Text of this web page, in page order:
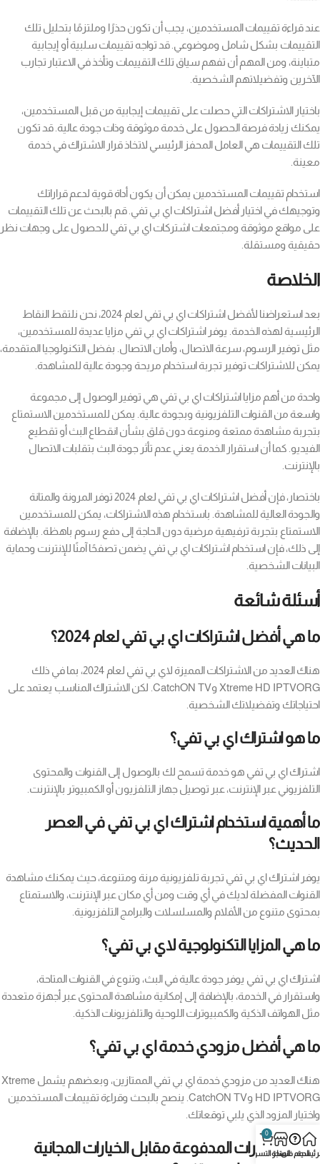
عند قراءة تقييمات المستخدمين، يجب أن تكون حذرًا وملتزمًا بتحليل تلك
التقييمات بشكل شامل وموضوعي. قد تواجه تقييمات سلبية أو إيجابية
متباينة، ومن المهم أن تفهم سياق تلك التقييمات وتأخذ في الاعتبار تجارب
الآخرين وتفضيلاتهم الشخصية.
باختيار الاشتراكات التي حصلت على تقييمات إيجابية من قبل المستخدمين،
يمكنك زيادة فرصة الحصول على خدمة موثوقة وذات جودة عالية. قد تكون
تلك التقييمات هي العامل المحفز الرئيسي لاتخاذ قرار الاشتراك في خدمة
معينة.
استخدام تقييمات المستخدمين يمكن أن يكون أداة قوية لدعم قراراتك
وتوجيهك في اختيار أفضل اشتراكات اي بي تفي. قم بالبحث عن تلك التقييمات
على مواقع موثوقة ومجتمعات اشتركات اي بي تفي للحصول على وجهات نظر
حقيقية ومستقلة.
الخلاصة
بعد استعراضنا لأفضل اشتراكات اي بي تفي لعام 2024، نحن نلتقط النقاط
الرئيسية لهذه الخدمة. يوفر اشتراكات اي بي تفي مزايا عديدة للمستخدمين،
مثل توفير الرسوم، سرعة الاتصال، وأمان الاتصال. بفضل التكنولوجيا المتقدمة،
يمكن للاشتراكات توفير تجربة استخدام مريحة وجودة عالية للمشاهدة.
واحدة من أهم مزايا اشتراكات اي بي تفي هي توفير الوصول إلى مجموعة
واسعة من القنوات التلفزيونية وبجودة عالية. يمكن للمستخدمين الاستمتاع
بتجربة مشاهدة ممتعة ومنوعة دون قلق بشأن انقطاع البث أو تقطيع
الفيديو. كما أن استقرار الخدمة يعني عدم تأثر جودة البث بتقلبات الاتصال
بالإنترنت.
باختصار، فإن أفضل اشتراكات اي بي تفي لعام 2024 توفر المرونة والمتانة
والجودة العالية للمشاهدة. باستخدام هذه الاشتراكات، يمكن للمستخدمين
الاستمتاع بتجربة ترفيهية مرضية دون الحاجة إلى دفع رسوم باهظة. بالإضافة
إلى ذلك، فإن استخدام اشتراكات اي بي تفي يضمن تصفحًا آمنًا للإنترنت وحماية
البيانات الشخصية.
أسئلة شائعة
ما هي أفضل اشتراكات اي بي تفي لعام 2024؟
هناك العديد من الاشتراكات المميزة لاي بي تفي لعام 2024، بما في ذلك
Xtreme HD IPTVORG وCatchON TV. لكن الاشتراك المناسب يعتمد على
احتياجاتك وتفضيلاتك الشخصية.
ما هو اشتراك اي بي تفي؟
اشتراك اي بي تفي هو خدمة تسمح لك بالوصول إلى القنوات والمحتوى
التلفزيوني عبر الإنترنت، عبر توصيل جهاز التلفزيون أو الكمبيوتر بالإنترنت.
ما أهمية استخدام اشتراك اي بي تفي في العصر
الحديث؟
يوفر اشتراك اي بي تفي تجربة تلفزيونية مرنة ومتنوعة، حيث يمكنك مشاهدة
القنوات المفضلة لديك في أي وقت ومن أي مكان عبر الإنترنت، والاستمتاع
بمحتوى متنوع من الأفلام والمسلسلات والبرامج التلفزيونية.
ما هي المزايا التكنولوجية لاي بي تفي؟
اشتراك اي بي تفي يوفر جودة عالية في البث، وتنوع في القنوات المتاحة،
واستقرار في الخدمة، بالإضافة إلى إمكانية مشاهدة المحتوى عبر أجهزة متعددة
مثل الهواتف الذكية والكمبيوترات اللوحية والتلفزيونات الذكية.
ما هي أفضل مزودي خدمة اي بي تفي؟
هناك العديد من مزودي خدمة اي بي تفي الممتازين، وبعضهم يشمل Xtreme
HD IPTVORG وCatchON TV. ينصح بالبحث وقراءة تقييمات المستخدمين
واختيار المزود الذي يلبي توقعاتك.
ما هي الخيارات المدفوعة مقابل الخيارات المجانية
الدعم فنيالمتجر
0
سلة التسوق